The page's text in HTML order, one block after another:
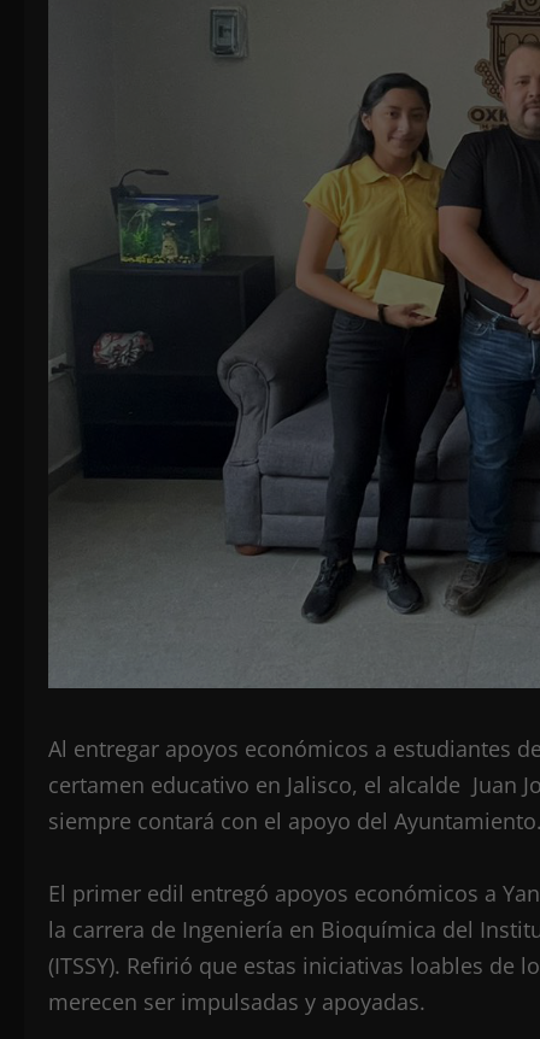
Al entregar apoyos económicos a estudiantes
certamen educativo en Jalisco, el alcalde Juan
siempre contará con el apoyo del Ayuntamiento.
El primer edil entregó apoyos económicos a
la carrera de Ingeniería en Bioquímica del
(ITSSY). Refirió que estas iniciativas loables de
merecen ser impulsadas y apoyadas.